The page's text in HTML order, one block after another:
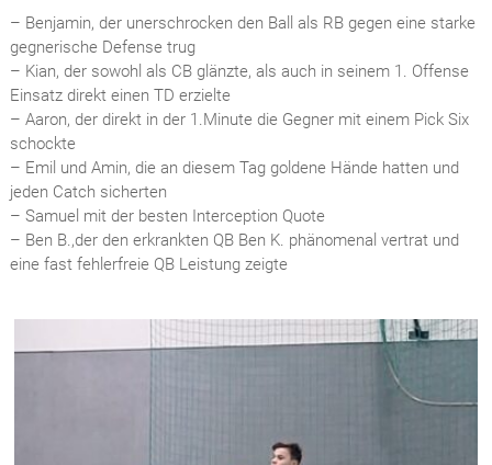
– Benjamin, der unerschrocken den Ball als RB gegen eine starke
gegnerische Defense trug
– Kian, der sowohl als CB glänzte, als auch in seinem 1. Offense
Einsatz direkt einen TD erzielte
– Aaron, der direkt in der 1.Minute die Gegner mit einem Pick Six
schockte
– Emil und Amin, die an diesem Tag goldene Hände hatten und
jeden Catch sicherten
– Samuel mit der besten Interception Quote
– Ben B.,der den erkrankten QB Ben K. phänomenal vertrat und
eine fast fehlerfreie QB Leistung zeigte